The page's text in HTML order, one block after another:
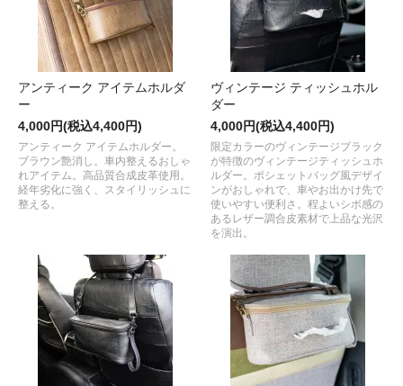
アンティーク アイテムホルダ
ー
4,000円(税込4,400円)
アンティーク アイテムホルダー。
ブラウン艶消し。車内整えるおしゃ
れアイテム。高品質合成皮革使用。
経年劣化に強く、スタイリッシュに
整える。
ヴィンテージ ティッシュホル
ダー
4,000円(税込4,400円)
限定カラーのヴィンテージブラック
が特徴のヴィンテージティッシュホ
ルダー。ポシェットバッグ風デザイ
ンがおしゃれで、車やお出かけ先で
使いやすい便利さ。程よいシボ感の
あるレザー調合皮素材で上品な光沢
を演出。